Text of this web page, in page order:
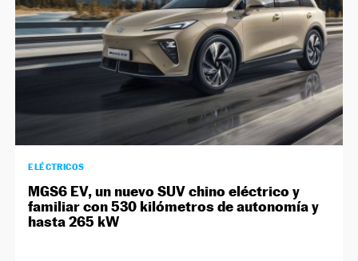
ELÉCTRICOS
MGS6 EV, un nuevo SUV chino eléctrico y
familiar con 530 kilómetros de autonomía y
hasta 265 kW